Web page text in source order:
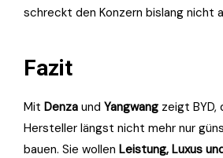
schreckt den Konzern bislang nicht
Fazit
Mit Denza und Yangwang zeigt BYD,
Hersteller längst nicht mehr nur
bauen. Sie wollen Leistung, Luxus